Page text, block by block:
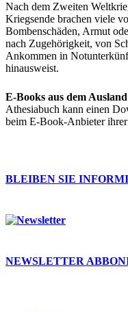
Nach dem Zweiten
Kriegsende brachen viele
Bombenschäden, Armut
nach Zugehörigkeit, von
Ankommen in
hinausweist.
E-Books aus dem
Athesiabuch kann einen
beim E-Book-Anbieter
BLEIBEN SIE
NEWSLETTER